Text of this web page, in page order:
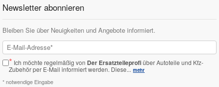
Newsletter abonnieren
Bleiben Sie über Neuigkeiten und Angebote informiert.
* Ich möchte regelmäßig von Der Ersatzteileprofiüber Autoteile und Kfz-
Zubehör per E-Mail informiert werden. Diese... mehr
* notwendige Eingabe